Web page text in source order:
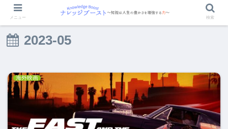
2023-05
海外映画
メニュー 検索